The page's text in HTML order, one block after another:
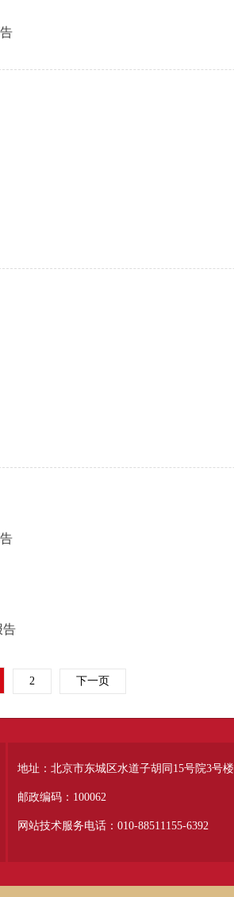
告
2 下一页
地址：北京市东城区水道子胡同15号院3号楼
邮政编码：100062
网站技术服务电话：010-88511155-6392